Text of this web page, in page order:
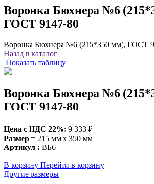
Воронка Бюхнера №6
ГОСТ 9147-80
Воронка Бюхнера №6 (215*350 мм), ГОСТ
Назад в каталог
Показать таблицу
Воронка Бюхнера №6
ГОСТ 9147-80
Цена c НДС 22%: 9 333 ₽
Размер = 215 мм х 350 мм
Артикул : ВБ6
В корзину Перейти в корзину
Другие размеры